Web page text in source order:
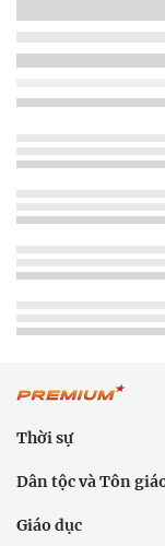
Thời sự
Dân tộc và Tôn
Giáo dục